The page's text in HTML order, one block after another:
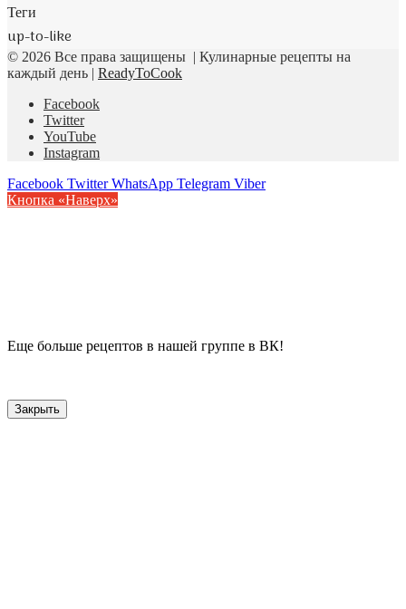
Теги
up-to-like
© 2026 Все права защищены | Кулинарные рецепты на
каждый день | ReadyToCook
Facebook
Twitter
YouTube
Instagram
Facebook Twitter WhatsApp Telegram Viber
Кнопка «Наверх»
Еще больше рецептов в нашей группе в ВК!
Закрыть